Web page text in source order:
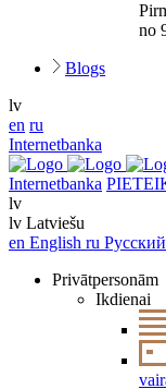
no
Blogs
lv
en ru
Internetbanka
Internetbanka
lv
lv Latviešu
en English ru Русский
Privātpersonām
Ikdienai